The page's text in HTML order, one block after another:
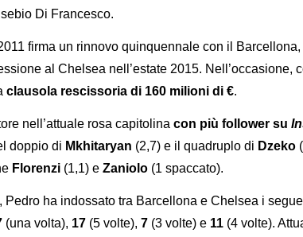
Di Francesco.
firma un rinnovo quinquennale con il
al Chelsea nell’estate 2015. Nell’occasione,
clausola rescissoria di 160 milioni di €.
nell’attuale rosa capitolina con più follower su
doppio di Mkhitaryan (2,7) e il quadruplo di Dzeko
Florenzi (1,1) e Zaniolo (1 spaccato).
Pedro ha indossato tra Barcellona e Chelsea i
(una volta), 17 (5 volte), 7 (3 volte) e 11 (4 volte).